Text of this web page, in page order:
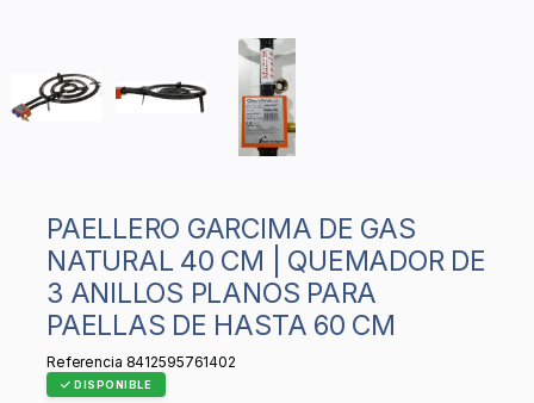
PAELLERO GARCIMA DE GAS
NATURAL 40 CM | QUEMADOR DE
3 ANILLOS PLANOS PARA
PAELLAS DE HASTA 60 CM
Referencia 8412595761402
DISPONIBLE